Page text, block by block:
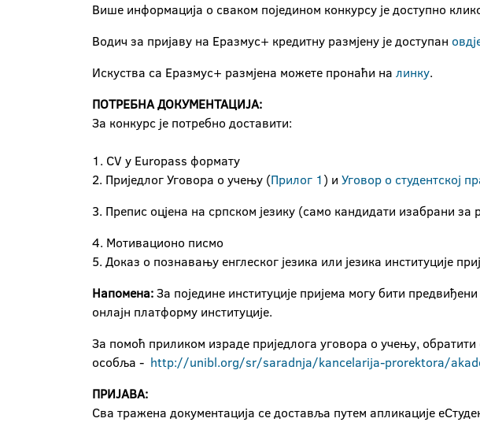
Више информација о сваком поједином конкурсу је доступно
Водич за пријаву на Еразмус+ кредитну размјену је доступан
Искуства са Еразмус+ размјена можете пронаћи на линку.
ПОТРЕБНА ДОКУМЕНТАЦИЈА:
За конкурс је потребно доставити:
1. CV у Europass формату
2. Приједлог Уговора о учењу (Прилог 1) и Уговор о студентској
3. Препис оцјена на српском језику (само кандидати изабрани за
4. Мотивационо писмо
5. Доказ о познавању енглеског језика или језика институције
Напомена:За поједине институције пријема могу бити
онлајн платформу институције.
За помоћ приликом израде приједлога уговора о учењу,
особља - http://unibl.org/sr/saradnja/kancelarija-prorektora/
ПРИЈАВА:
Сва тражена документација се доставља путем апликације